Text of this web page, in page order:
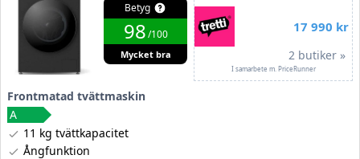
Betyg
98/100
Mycket bra
17 990 kr
2 butiker »
I samarbete m. PriceRunner
Frontmatad tvättmaskin
11 kg tvättkapacitet
Ångfunktion